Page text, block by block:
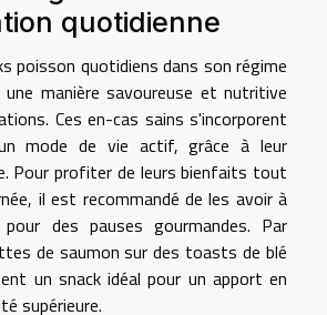
quotidienne
poisson quotidiens dans son régime
manière savoureuse et nutritive
Ces en-cas sains s'incorporent
mode de vie actif, grâce à leur
Pour profiter de leurs bienfaits tout
il est recommandé de les avoir à
des pauses gourmandes. Par
de saumon sur des toasts de blé
un snack idéal pour un apport en
supérieure.